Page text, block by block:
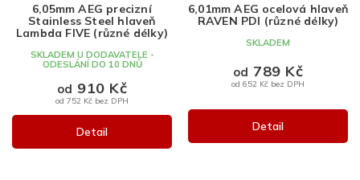
6,05mm AEG precizní
Stainless Steel hlaveň
Lambda FIVE (různé délky)
SKLADEM U DODAVATELE -
ODESLÁNÍ DO 10 DNŮ
od 752 Kč bez DPH
od 910 Kč
Detail
6,01mm AEG ocelová hlaveň
RAVEN PDI (různé délky)
SKLADEM
od 652 Kč bez DPH
od 789 Kč
Detail